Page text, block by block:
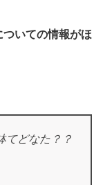
いての情報がほ
てどなた？？